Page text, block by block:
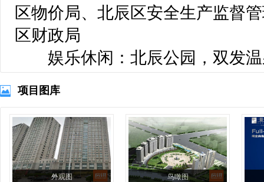
区物价局、北辰区安全生产监督
区财政局
娱乐休闲：北辰公园，双发温
项目图库
外观图 鸟瞰图